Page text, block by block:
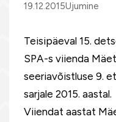
19.12.2015Ujumine
Teisipäeval 15.
SPA-s viienda
seeriavõistluse 9.
sarjale 2015. aastal.
Viiendat aastat